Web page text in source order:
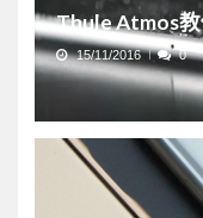
Thule Atmos
15/11/2016 0